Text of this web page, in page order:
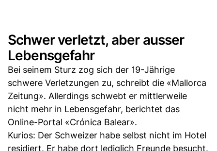
Schwer verletzt, aber ausser
Lebensgefahr
Bei seinem Sturz zog sich der 19-Jährige
schwere Verletzungen zu, schreibt die «Mallorca
Zeitung». Allerdings schwebt er mittlerweile
nicht mehr in Lebensgefahr, berichtet das
Online-Portal «Crónica Balear».
Kurios: Der Schweizer habe selbst nicht im Hotel
residiert. Er habe dort lediglich Freunde besucht.